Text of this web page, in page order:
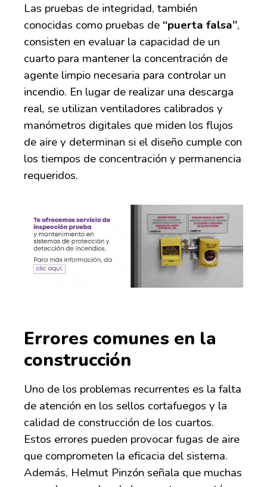
Las pruebas de integridad, también
conocidas como pruebas de “puerta falsa”,
consisten en evaluar la capacidad de un
cuarto para mantener la concentración de
agente limpio necesaria para controlar un
incendio. En lugar de realizar una descarga
real, se utilizan ventiladores calibrados y
manómetros digitales que miden los flujos
de aire y determinan si el diseño cumple con
los tiempos de concentración y permanencia
requeridos.
Errores comunes en la
construcción
Uno de los problemas recurrentes es la falta
de atención en los sellos cortafuegos y la
calidad de construcción de los cuartos.
Estos errores pueden provocar fugas de aire
que comprometen la eficacia del sistema.
Además, Helmut Pinzón señala que muchas